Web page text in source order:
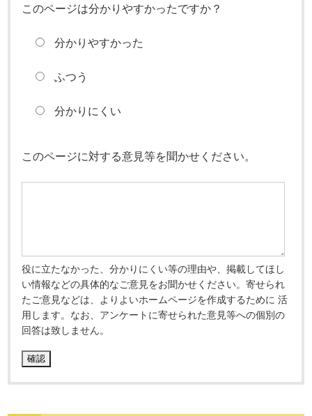
このページは分かりやすかったですか？
分かりやすかった
ふつう
分かりにくい
このページに対する意見等を聞かせください。
役に立たなかった、分かりにくい等の理由や、掲載してほし
い情報などの具体的なご意見をお聞かせください。寄せられ
たご意見などは、よりよいホームページを作成するために 活
用します。なお、アンケートに寄せられた意見等への個別の
回答は致しません。